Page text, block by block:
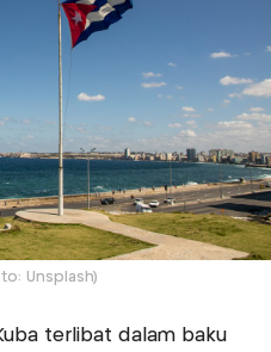
Unsplash)
terlibat dalam baku